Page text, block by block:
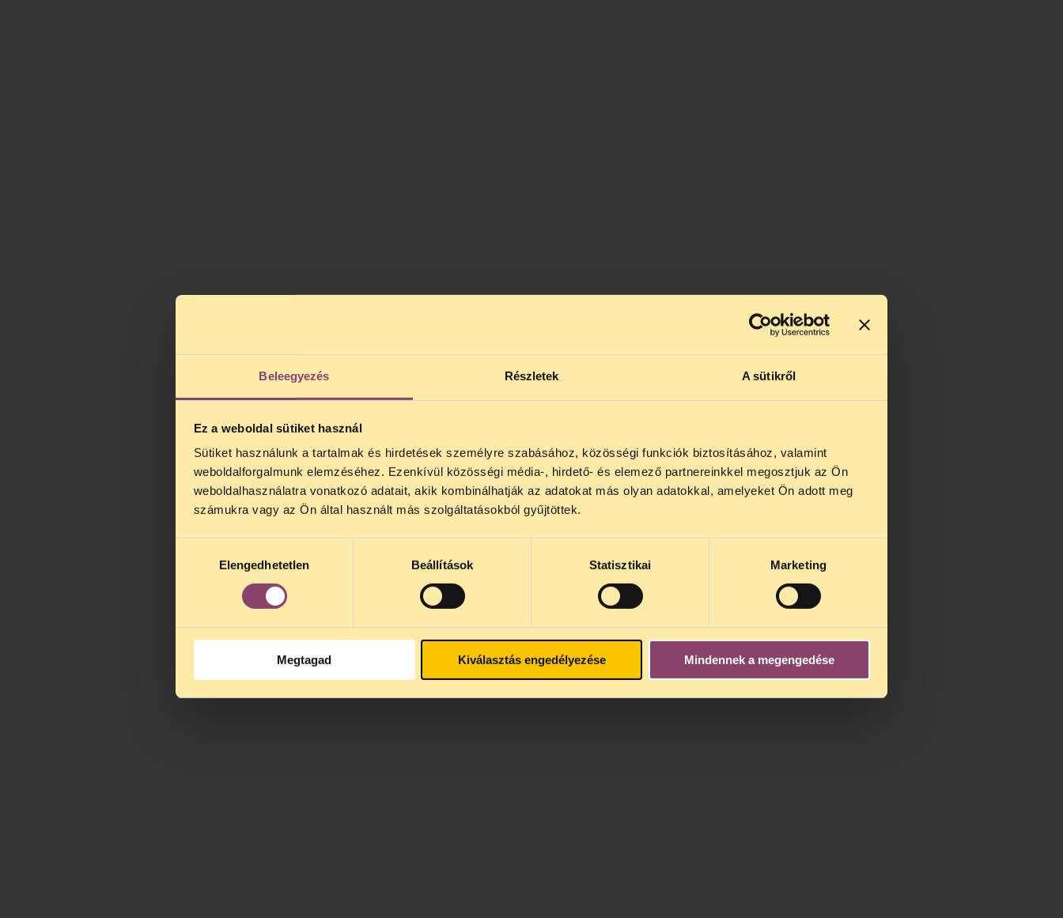
Beleegyezés Részletek A sütikről
Ez a weboldal sütiket használ
Sütiket használunk a tartalmak és hirdetések személyre szabásához, közösségi funkciók biztosításához, valamint
weboldalforgalmunk elemzéséhez. Ezenkívül közösségi média-, hirdető- és elemező partnereinkkel megosztjuk az Ön
weboldalhasználatra vonatkozó adatait, akik kombinálhatják az adatokat más olyan adatokkal, amelyeket Ön adott meg
számukra vagy az Ön által használt más szolgáltatásokból gyűjtöttek.
kiválasztásaElengedhetetlen Beállítások Statisztikai Marketing
Megtagad Kiválasztás engedélyezése Mindennek a megengedése
TELEFONOS JOGSEGÉLY SZÜNET!
Kedves érdeklődő, Tájékoztatjuk, hogy
telefonos jogsegélyünk július 27 és
augusztus 24 között szünetel
. Az első telefonos jogsegély
augusztus 25-én
kedden, 13 és 15 óra között lesz
jogsegely@tasz.hu
alatt is elér minket.